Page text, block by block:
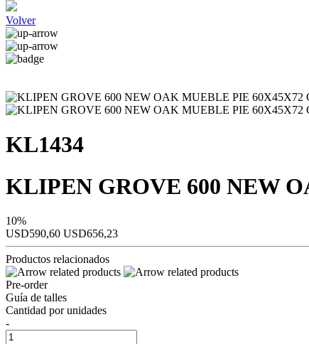
Volver
KL1434
KLIPEN GROVE 600 NEW
10%
USD590,60 USD656,23
Productos relacionados
Pre-order
Guía de talles
Cantidad por unidades
-